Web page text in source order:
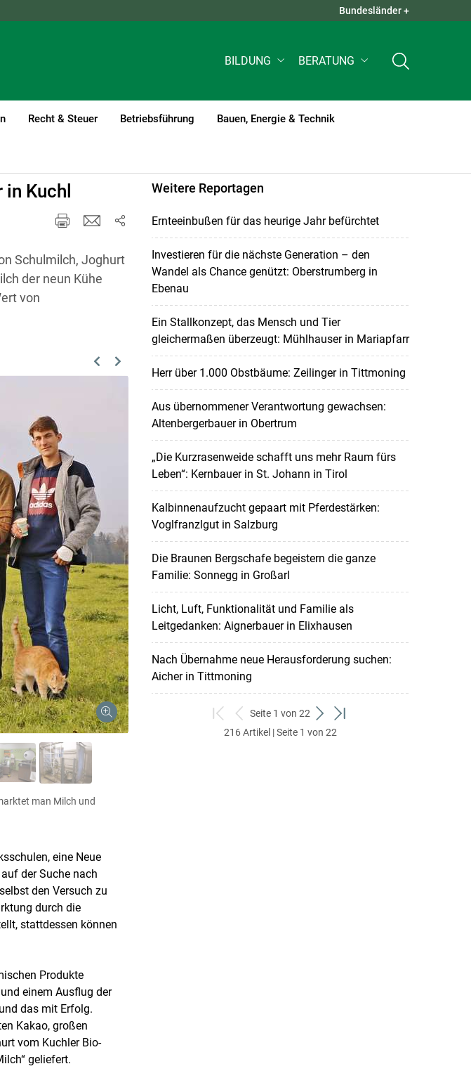
content
QUICK LINKS +
Bundesländer +
BILDUNG BERATUNG
Recht & Steuer Betriebsführung Bauen, Energie & Technik
Kuchl
Schulmilch, Joghurt
der neun Kühe
von
Previous
Next
man Milch und
eine Neue
der Suche nach
den Versuch zu
durch die
stattdessen können
Produkte
einem Ausflug der
das mit Erfolg.
Kakao, großen
vom Kuchler Bio-
geliefert.
Weitere Reportagen
Ernteeinbußen für das heurige Jahr befürchtet
Investieren für die nächste Generation – den
Wandel als Chance genützt: Oberstrumberg in
Ebenau
Ein Stallkonzept, das Mensch und Tier
gleichermaßen überzeugt: Mühlhauser in Mariapfarr
Herr über 1.000 Obstbäume: Zeilinger in Tittmoning
Aus übernommener Verantwortung gewachsen:
Altenbergerbauer in Obertrum
„Die Kurzrasenweide schafft uns mehr Raum fürs
Leben“: Kernbauer in St. Johann in Tirol
Kalbinnenaufzucht gepaart mit Pferdestärken:
Voglfranzlgut in Salzburg
Die Braunen Bergschafe begeistern die ganze
Familie: Sonnegg in Großarl
Licht, Luft, Funktionalität und Familie als
Leitgedanken: Aignerbauer in Elixhausen
Nach Übernahme neue Herausforderung suchen:
Aicher in Tittmoning
zum
ersten
zurück
zum
Seite 1 von 22
weiter
zum
zum
216 Artikel | Seite 1 von 22